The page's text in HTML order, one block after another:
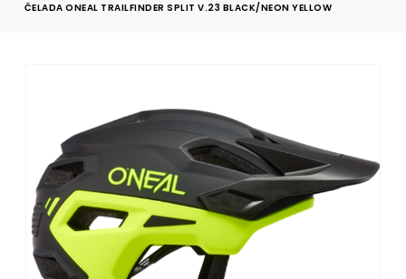
ČELADA ONEAL TRAILFINDER SPLIT V.23 BLACK/NEON YELLOW